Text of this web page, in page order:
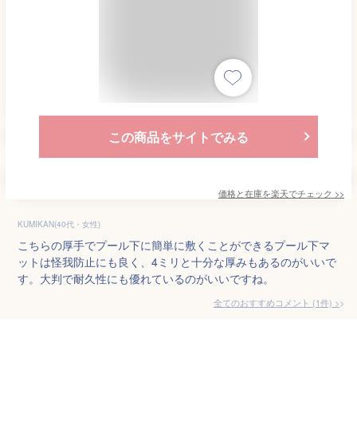
この商品をサイトでみる
価格と在庫を楽天でチェック >>
KUMIKAN(40代・女性)
こちらの厚手でプール下に簡単に敷くことができるプール下マ
ットは怪我防止にも良く、4ミリと十分な厚みもあるのがいいで
す。大判で耐久性にも優れているのがいいですね。
全てのおすすめコメント (1件) >